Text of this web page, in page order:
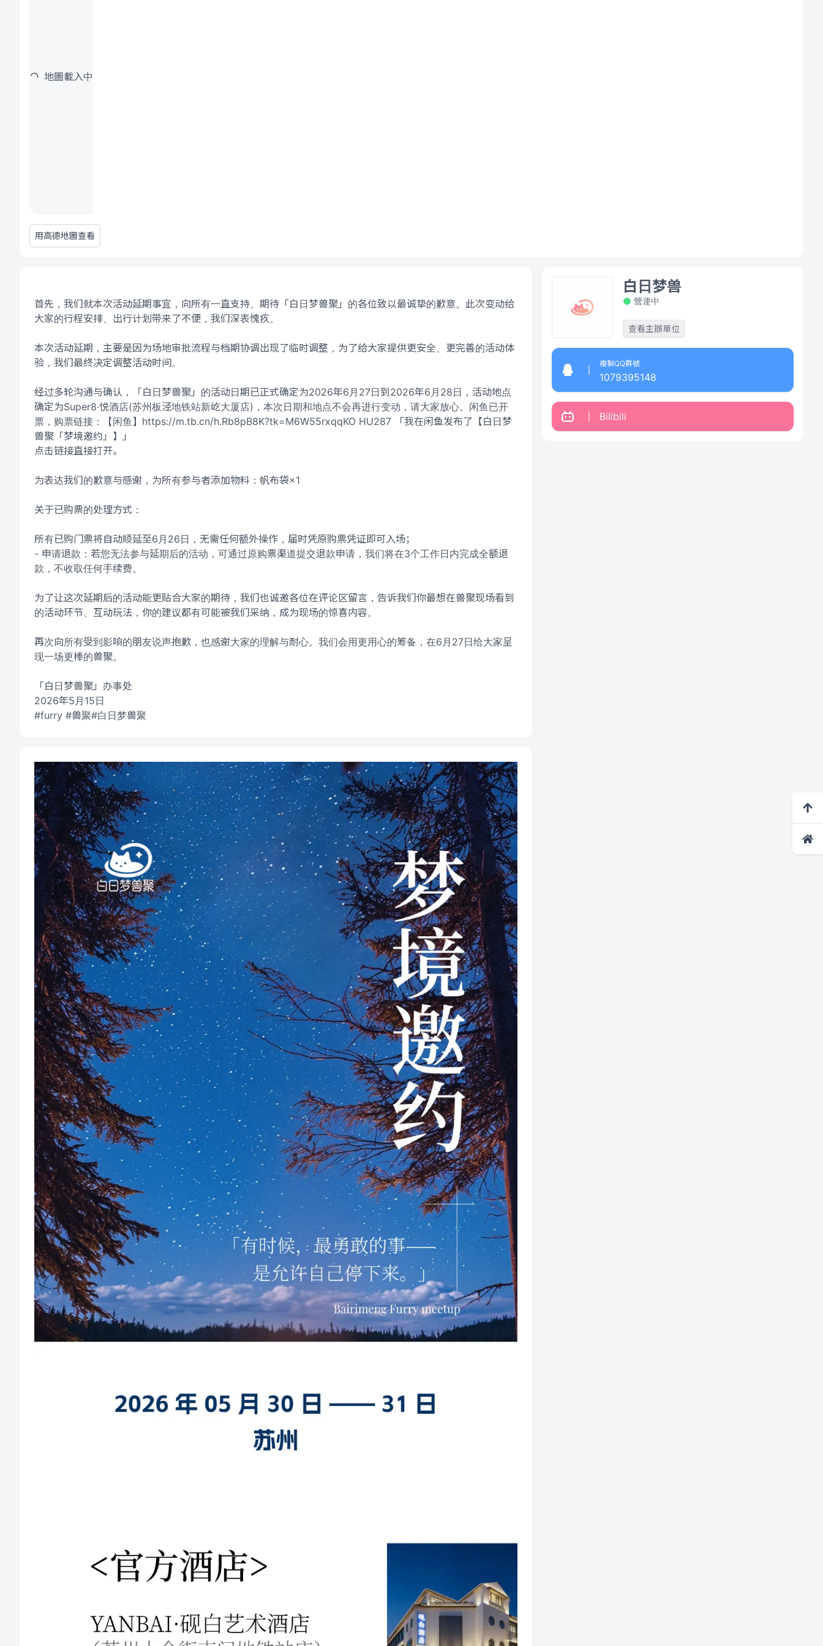
地圖載入中
用高德地圖查看
首先，我们就本次活动延期事宜，向所有一直支持、期待「白日梦兽聚」的各位致以最诚挚的歉意。此次变动给
大家的行程安排、出行计划带来了不便，我们深表愧疚。
本次活动延期，主要是因为场地审批流程与档期协调出现了临时调整，为了给大家提供更安全、更完善的活动体
验，我们最终决定调整活动时间。
经过多轮沟通与确认，「白日梦兽聚」的活动日期已正式确定为2026年6月27日到2026年6月28日，活动地点
确定为Super8·悦酒店(苏州板泾地铁站新屹大厦店)，本次日期和地点不会再进行变动，请大家放心。闲鱼已开
票，购票链接：【闲鱼】https://m.tb.cn/h.Rb8pB8K?tk=M6W55rxqqKO HU287 「我在闲鱼发布了【白日梦
兽聚「梦境邀约」】」
点击链接直接打开。
为表达我们的歉意与感谢，为所有参与者添加物料：帆布袋×1
关于已购票的处理方式：
所有已购门票将自动顺延至6月26日，无需任何额外操作，届时凭原购票凭证即可入场；
- 申请退款：若您无法参与延期后的活动，可通过原购票渠道提交退款申请，我们将在3个工作日内完成全额退
款，不收取任何手续费。
为了让这次延期后的活动能更贴合大家的期待，我们也诚邀各位在评论区留言，告诉我们你最想在兽聚现场看到
的活动环节、互动玩法，你的建议都有可能被我们采纳，成为现场的惊喜内容。
再次向所有受到影响的朋友说声抱歉，也感谢大家的理解与耐心。我们会用更用心的筹备，在6月27日给大家呈
现一场更棒的兽聚。
「白日梦兽聚」办事处
2026年5月15日
#furry #​兽聚#白日梦兽聚
白日梦兽
營運中
查看主辦單位
複製QQ群號
1079395148
Bilibili